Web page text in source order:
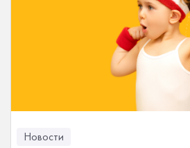
Новости